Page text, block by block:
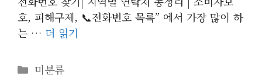
호, 피해구제, 📞전화번호 목록” 에서 가장 많이 하
는 … 더 읽기
카
미분류